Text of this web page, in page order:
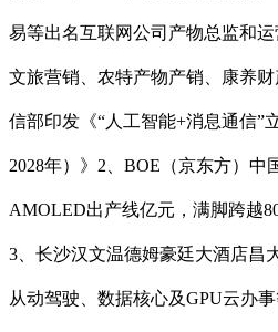
易等出名互联网公司产物总监和运
文旅营销、农特产物产销、康养
信部印发《“人工智能+消息通信”
2028年）》2、BOE（京东方）中
AMOLED出产线亿元，满脚跨越
3、长沙汉文温德姆豪廷大酒店昌
从动驾驶、数据核心及GPU云办